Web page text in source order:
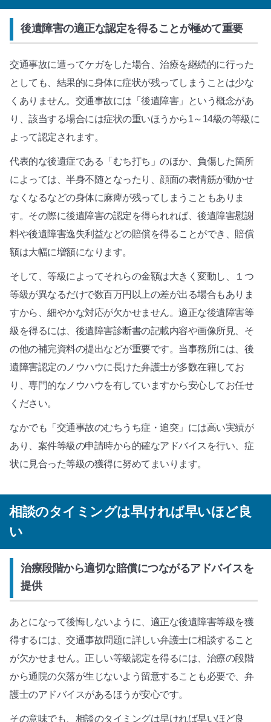
後遺障害の適正な認定を得ることが極めて重要
交通事故に遭ってケガをした場合、治療を継続的に行った
としても、結果的に身体に症状が残ってしまうことは少な
くありません。交通事故には「後遺障害」という概念があ
り、該当する場合には症状の重いほうから1～14級の等級に
よって認定されます。
代表的な後遺症である「むち打ち」のほか、負傷した箇所
によっては、半身不随となったり、顔面の表情筋が動かせ
なくなるなどの身体に麻痺が残ってしまうこともありま
す。その際に後遺障害の認定を得られれば、後遺障害慰謝
料や後遺障害逸失利益などの賠償を得ることができ、賠償
額は大幅に増額になります。
そして、等級によってそれらの金額は大きく変動し、１つ
等級が異なるだけで数百万円以上の差が出る場合もありま
すから、細やかな対応が欠かせません。適正な後遺障害等
級を得るには、後遺障害診断書の記載内容や画像所見、そ
の他の補完資料の提出などが重要です。当事務所には、後
遺障害認定のノウハウに長けた弁護士が多数在籍してお
り、専門的なノウハウを有していますから安心してお任せ
ください。
なかでも「交通事故のむちうち症・追突」には高い実績が
あり、案件等級の申請時から的確なアドバイスを行い、症
状に見合った等級の獲得に努めてまいります。
相談のタイミングは早ければ早いほど良
い
治療段階から適切な賠償につながるアドバイスを
提供
あとになって後悔しないように、適正な後遺障害等級を獲
得するには、交通事故問題に詳しい弁護士に相談すること
が欠かせません。正しい等級認定を得るには、治療の段階
から通院の欠落が生じないよう留意することも必要で、弁
護士のアドバイスがあるほうが安心です。
その意味でも、相談のタイミングは早ければ早いほど良